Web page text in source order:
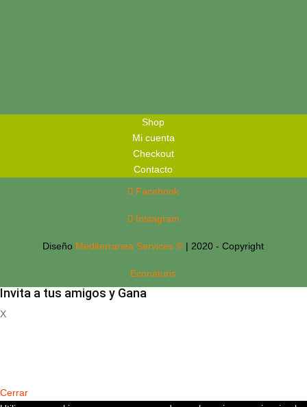
Shop
Mi cuenta
Checkout
Contacto
Facebook
Instagram
Diseño Mediterranea Services © | 2020 - Copyright
Econaturis
Invita a tus amigos y Gana
X
Cerrar